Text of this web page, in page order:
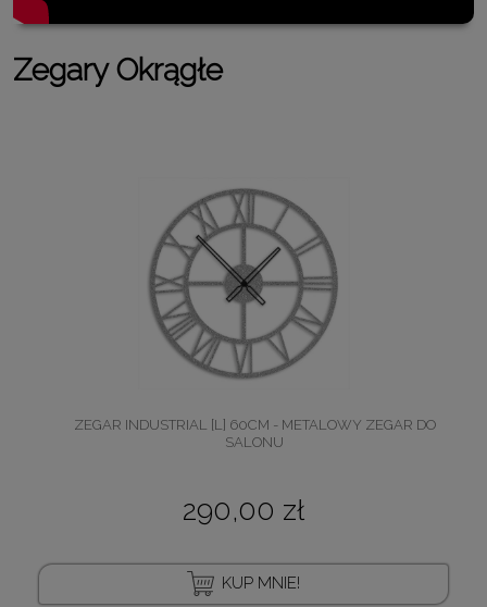
Zegary Okrągłe
ZEGAR INDUSTRIAL [L] 60CM - METALOWY ZEGAR DO
SALONU
290,00 zł
KUP MNIE!